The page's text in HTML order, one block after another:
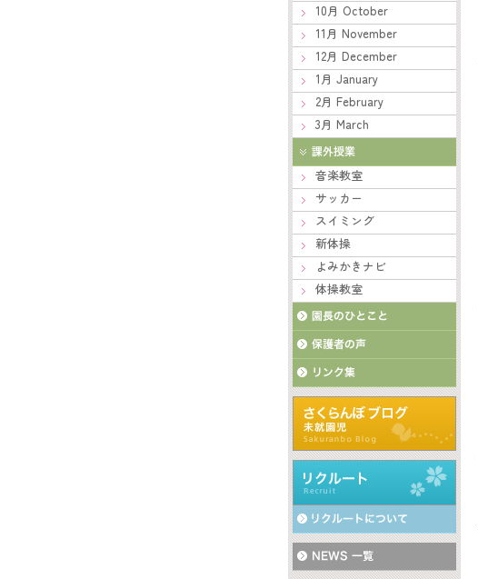
10月 October
11月 November
12月 December
1月 January
2月 February
3月 March
音楽教室
サッカー
スイミング
新体操
よみかきナビ
体操教室